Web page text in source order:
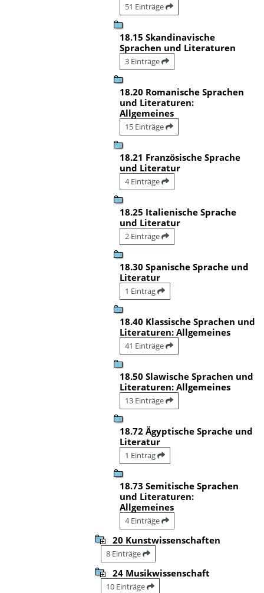
51 Einträge
18.15 Skandinavische
Sprachen und Literaturen
3 Einträge
18.20 Romanische Sprachen
und Literaturen:
Allgemeines
15 Einträge
18.21 Französische Sprache
und Literatur
4 Einträge
18.25 Italienische Sprache
und Literatur
2 Einträge
18.30 Spanische Sprache und
Literatur
1 Eintrag
18.40 Klassische Sprachen und
Literaturen: Allgemeines
41 Einträge
18.50 Slawische Sprachen und
Literaturen: Allgemeines
13 Einträge
18.72 Ägyptische Sprache und
Literatur
1 Eintrag
18.73 Semitische Sprachen
und Literaturen:
Allgemeines
4 Einträge
20 Kunstwissenschaften
8 Einträge
24 Musikwissenschaft
10 Einträge